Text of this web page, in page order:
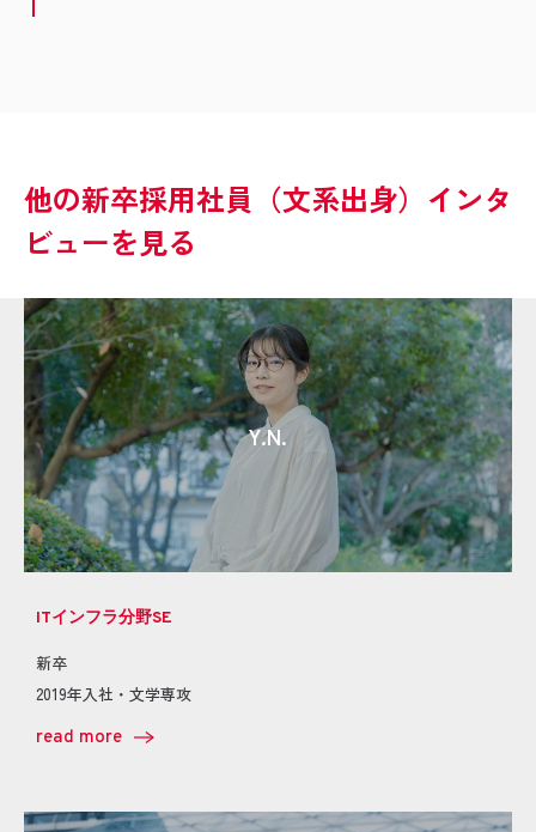
他の新卒採用社員（文系出身）インタ
ビューを見る
Y.N.
ITインフラ分野SE
新卒
2019年入社・文学専攻
read more